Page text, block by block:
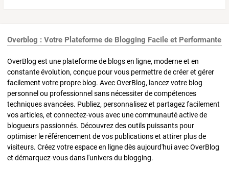
Overblog : Votre Plateforme de Blogging Facile et Performante
OverBlog est une plateforme de blogs en ligne, moderne et en
constante évolution, conçue pour vous permettre de créer et gérer
facilement votre propre blog. Avec OverBlog, lancez votre blog
personnel ou professionnel sans nécessiter de compétences
techniques avancées. Publiez, personnalisez et partagez facilement
vos articles, et connectez-vous avec une communauté active de
blogueurs passionnés. Découvrez des outils puissants pour
optimiser le référencement de vos publications et attirer plus de
visiteurs. Créez votre espace en ligne dès aujourd'hui avec OverBlog
et démarquez-vous dans l'univers du blogging.